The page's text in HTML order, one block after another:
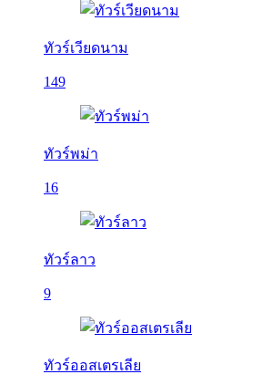
ทัวร์เวียดนาม
149
ทัวร์พม่า
16
ทัวร์ลาว
9
ทัวร์ออสเตรเลีย